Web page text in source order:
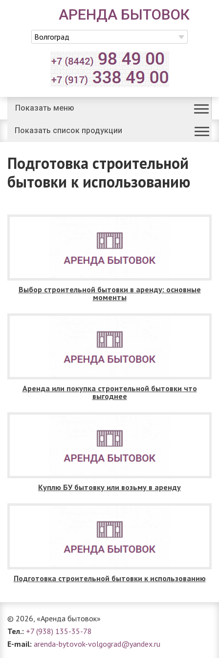
АРЕНДА БЫТОВОК
Волгоград
Показать меню
Показать список продукции
Подготовка строительной
бытовки к использованию
Выбор строительной бытовки в аренду: основные
моменты
Аренда или покупка строительной бытовки что
выгоднее
Куплю БУ бытовку или возьму в аренду
Подготовка строительной бытовки к использованию
© 2026, «Аренда бытовок»
Тел.: +7 (938) 135-35-78
E-mail: arenda-bytovok-volgograd@yandex.ru